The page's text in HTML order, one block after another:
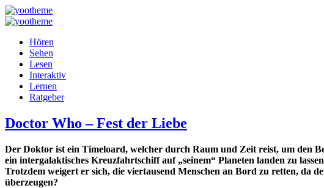
Hören
Sehen
Lesen
Interaktiv
Lernen
Ratgeber
Doctor Who – Fest der Liebe
Der Doktor ist ein Timeloard, welcher durch Raum und Zeit reist, um den
ein intergalaktisches Kreuzfahrtschiff auf „seinem“ Planeten landen zu
Trotzdem weigert er sich, die viertausend Menschen an Bord zu retten, da
überzeugen?